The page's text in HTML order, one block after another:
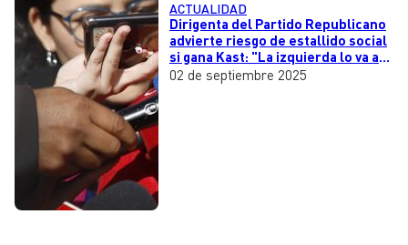
ACTUALIDAD
Dirigenta del Partido Republicano
advierte riesgo de estallido social
si gana Kast: "La izquierda lo va a
usar para derrocarlo"
02 de septiembre 2025